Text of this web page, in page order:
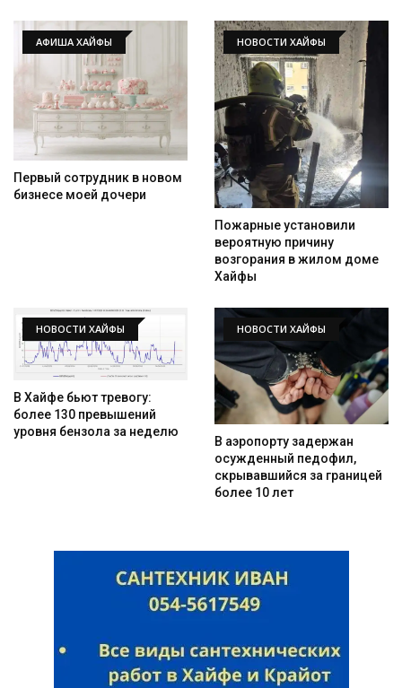
АФИША ХАЙФЫ
Первый сотрудник в новом
бизнесе моей дочери
НОВОСТИ ХАЙФЫ
Пожарные установили
вероятную причину
возгорания в жилом доме
Хайфы
НОВОСТИ ХАЙФЫ
В Хайфе бьют тревогу:
более 130 превышений
уровня бензола за неделю
НОВОСТИ ХАЙФЫ
В аэропорту задержан
осужденный педофил,
скрывавшийся за границей
более 10 лет